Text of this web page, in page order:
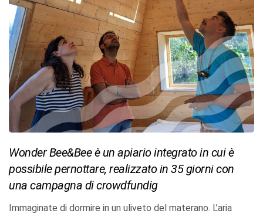
Wonder Bee&Bee è un apiario integrato in cui è
possibile pernottare, realizzato in 35 giorni con
una campagna di crowdfundig
Immaginate di dormire in un uliveto del materano. L’aria